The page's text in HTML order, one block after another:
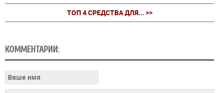
ТОП 4 СРЕДСТВА ДЛЯ... >>
КОММЕНТАРИИ: